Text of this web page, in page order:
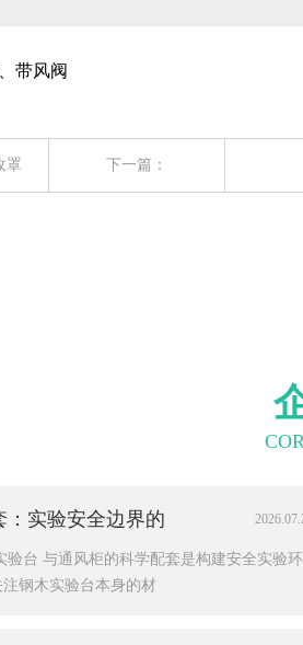
带风阀
罩 下一篇：
实验安全边界的
台 与通风柜的科学配套是构建安全实验环
钢木实验台本身的材